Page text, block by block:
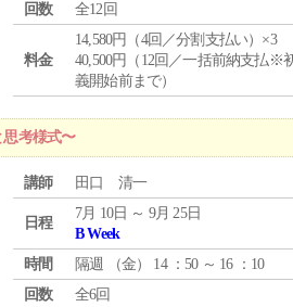
回数
全12回
料金
14,580円（4回／分割支払い）×3
40,500円（12回／一括前納支払※
義開始前まで）
考様式〜
講師 田口 清一
日程
7月 10日 ～ 9月 25日
B Week
時間
隔週 （金） 14 ：50 ～ 16 ：10
回数
全6回